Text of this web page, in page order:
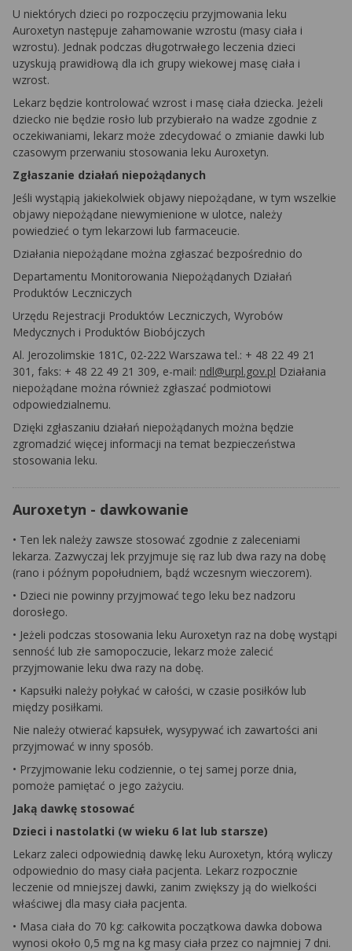
U niektórych dzieci po rozpoczęciu przyjmowania leku
Auroxetyn następuje zahamowanie wzrostu (masy ciała i
wzrostu). Jednak podczas długotrwałego leczenia dzieci
uzyskują prawidłową dla ich grupy wiekowej masę ciała i
wzrost.
Lekarz będzie kontrolować wzrost i masę ciała dziecka. Jeżeli
dziecko nie będzie rosło lub przybierało na wadze zgodnie z
oczekiwaniami, lekarz może zdecydować o zmianie dawki lub
czasowym przerwaniu stosowania leku Auroxetyn.
Zgłaszanie działań niepożądanych
Jeśli wystąpią jakiekolwiek objawy niepożądane, w tym wszelkie
objawy niepożądane niewymienione w ulotce, należy
powiedzieć o tym lekarzowi lub farmaceucie.
Działania niepożądane można zgłaszać bezpośrednio do
Departamentu Monitorowania Niepożądanych Działań
Produktów Leczniczych
Urzędu Rejestracji Produktów Leczniczych, Wyrobów
Medycznych i Produktów Biobójczych
Al. Jerozolimskie 181C, 02-222 Warszawa tel.: + 48 22 49 21
301, faks: + 48 22 49 21 309, e-mail: ndl@urpl.gov.pl Działania
niepożądane można również zgłaszać podmiotowi
odpowiedzialnemu.
Dzięki zgłaszaniu działań niepożądanych można będzie
zgromadzić więcej informacji na temat bezpieczeństwa
stosowania leku.
Auroxetyn - dawkowanie
• Ten lek należy zawsze stosować zgodnie z zaleceniami
lekarza. Zazwyczaj lek przyjmuje się raz lub dwa razy na dobę
(rano i późnym popołudniem, bądź wczesnym wieczorem).
• Dzieci nie powinny przyjmować tego leku bez nadzoru
dorosłego.
• Jeżeli podczas stosowania leku Auroxetyn raz na dobę wystąpi
senność lub złe samopoczucie, lekarz może zalecić
przyjmowanie leku dwa razy na dobę.
• Kapsułki należy połykać w całości, w czasie posiłków lub
między posiłkami.
Nie należy otwierać kapsułek, wysypywać ich zawartości ani
przyjmować w inny sposób.
• Przyjmowanie leku codziennie, o tej samej porze dnia,
pomoże pamiętać o jego zażyciu.
Jaką dawkę stosować
Dzieci i nastolatki (w wieku 6 lat lub starsze)
Lekarz zaleci odpowiednią dawkę leku Auroxetyn, którą wyliczy
odpowiednio do masy ciała pacjenta. Lekarz rozpocznie
leczenie od mniejszej dawki, zanim zwiększy ją do wielkości
właściwej dla masy ciała pacjenta.
• Masa ciała do 70 kg: całkowita początkowa dawka dobowa
wynosi około 0,5 mg na kg masy ciała przez co najmniej 7 dni.